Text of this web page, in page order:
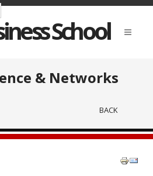
School
& Networks
BACK